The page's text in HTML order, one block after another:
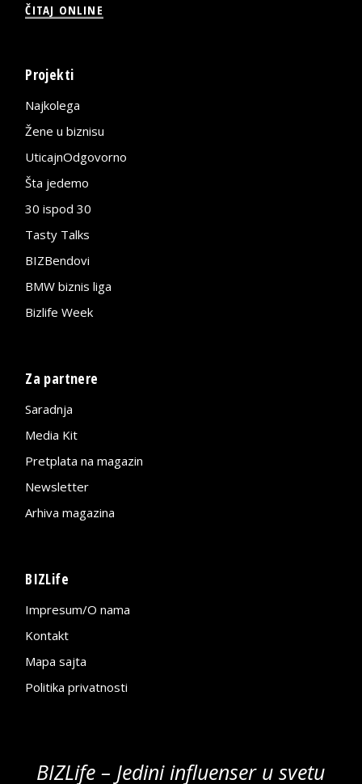
ČITAJ ONLINE
Projekti
Najkolega
Žene u biznisu
UticajnOdgovorno
Šta jedemo
30 ispod 30
Tasty Talks
BIZBendovi
BMW biznis liga
Bizlife Week
Za partnere
Saradnja
Media Kit
Pretplata na magazin
Newsletter
Arhiva magazina
BIZLife
Impresum/O nama
Kontakt
Mapa sajta
Politika privatnosti
BIZLife – Jedini influenser u svetu